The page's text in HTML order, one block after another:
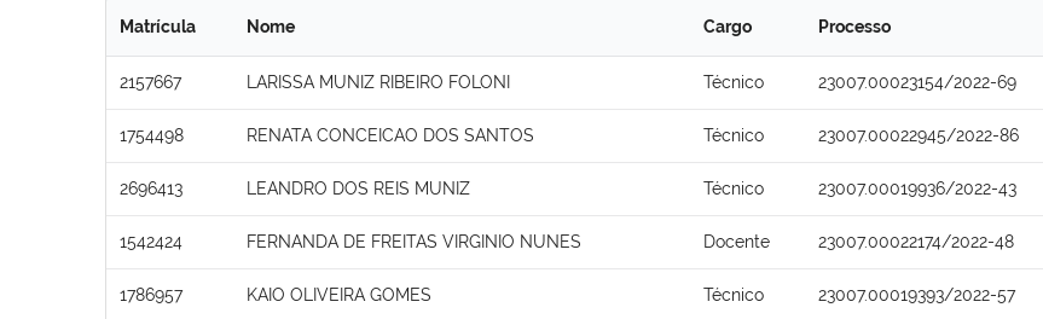
Matrícula Nome Cargo Processo
2157667 LARISSA MUNIZ RIBEIRO FOLONI Técnico 23007.00023154/2022-69
1754498 RENATA CONCEICAO DOS SANTOS Técnico 23007.00022945/2022-86
2696413 LEANDRO DOS REIS MUNIZ Técnico 23007.00019936/2022-43
1542424 FERNANDA DE FREITAS VIRGINIO NUNES Docente 23007.00022174/2022-48
1786957 KAIO OLIVEIRA GOMES Técnico 23007.00019393/2022-57